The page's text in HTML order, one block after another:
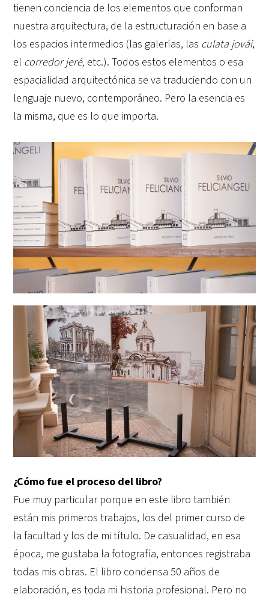
tienen conciencia de los elementos que conforman
nuestra arquitectura, de la estructuración en base a
los espacios intermedios (las galerías, las culata jovái,
el corredor jeré, etc.). Todos estos elementos o esa
espacialidad arquitectónica se va traduciendo con un
lenguaje nuevo, contemporáneo. Pero la esencia es
la misma, que es lo que importa.
¿Cómo fue el proceso del libro?
Fue muy particular porque en este libro también
están mis primeros trabajos, los del primer curso de
la facultad y los de mi título. De casualidad, en esa
época, me gustaba la fotografía, entonces registraba
todas mis obras. El libro condensa 50 años de
elaboración, es toda mi historia profesional. Pero no